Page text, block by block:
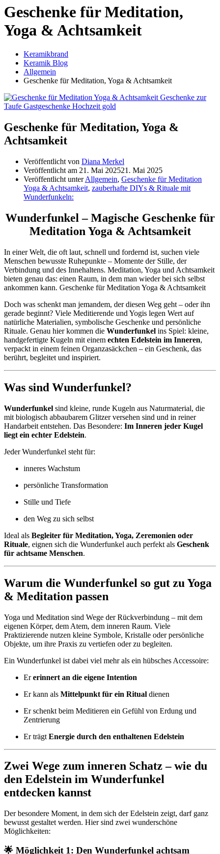
Geschenke für Meditation,
Yoga & Achtsamkeit
Keramikbrand
Keramik Blog
Allgemein
Geschenke für Meditation, Yoga & Achtsamkeit
Geschenke für Meditation, Yoga &
Achtsamkeit
Veröffentlicht von Diana Merkel
Veröffentlicht am 21. Mai 202521. Mai 2025
Veröffentlicht unterAllgemein, Geschenke für Meditation
Yoga & Achtsamkeit, zauberhafte DIYs & Rituale mit
Wunderfunkeln:
Wunderfunkel – Magische Geschenke für
Meditation Yoga & Achtsamkeit
In einer Welt, die oft laut, schnell und fordernd ist, suchen viele
Menschen bewusste Ruhepunkte – Momente der Stille, der
Verbindung und des Innehaltens. Meditation, Yoga und Achtsamkeit
bieten genau das: einen Raum, in dem man wieder bei sich selbst
ankommen kann. Geschenke für Meditation Yoga & Achtsamkeit
Doch was schenkt man jemandem, der diesen Weg geht – oder ihn
gerade beginnt? Viele Meditierende und Yogis legen Wert auf
natürliche Materialien, symbolische Geschenke und persönliche
Rituale. Genau hier kommen die Wunderfunkel ins Spiel: kleine,
handgefertigte Kugeln mit einem echten Edelstein im Inneren,
verpackt in einem feinen Organzasäckchen – ein Geschenk, das
berührt, begleitet und inspiriert.
Was sind Wunderfunkel?
Wunderfunkel sind kleine, runde Kugeln aus Naturmaterial, die
mit biologisch abbaubarem Glitzer versehen sind und in reiner
Handarbeit entstehen. Das Besondere: Im Inneren jeder Kugel
liegt ein echter Edelstein.
Jeder Wunderfunkel steht für:
inneres Wachstum
persönliche Transformation
Stille und Tiefe
den Weg zu sich selbst
Ideal als Begleiter für Meditation, Yoga, Zeremonien oder
Rituale, eignen sich die Wunderfunkel auch perfekt als Geschenk
für achtsame Menschen.
Warum die Wunderfunkel so gut zu Yoga
& Meditation passen
Yoga und Meditation sind Wege der Rückverbindung – mit dem
eigenen Körper, dem Atem, dem inneren Raum. Viele
Praktizierende nutzen kleine Symbole, Kristalle oder persönliche
Objekte, um ihre Praxis zu vertiefen oder zu begleiten.
Ein Wunderfunkel ist dabei viel mehr als ein hübsches Accessoire:
Ererinnert an die eigene Intention
Er kann als Mittelpunkt für ein Ritual dienen
Er schenkt beim Meditieren ein Gefühl von Erdung und
Zentrierung
Er trägt Energie durch den enthaltenen Edelstein
Zwei Wege zum inneren Schatz – wie du
den Edelstein im Wunderfunkel
entdecken kannst
Der besondere Moment, in dem sich der Edelstein zeigt, darf ganz
bewusst gestaltet werden. Hier sind zwei wunderschöne
Möglichkeiten:
🌟 Möglichkeit 1: Den Wunderfunkel achtsam